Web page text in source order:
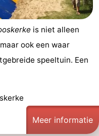
is niet alleen
ook een waar
speeltuin. Een
Meer informatie